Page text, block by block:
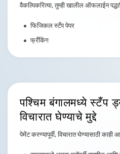
वैकल्पिकरित्या, तुम्ही खालील ऑफलाईन
फिजिकल स्टँप पेपर
फ्रँकिंग
पश्चिम बंगालमध्ये स्टँप
विचारात घेण्याचे मुद्दे
पेमेंट करण्यापूर्वी, विचारात घेण्यासाठी